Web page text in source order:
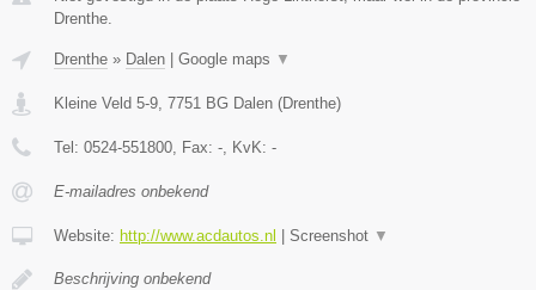
Drenthe.
Drenthe » Dalen Google maps ▼
Kleine Veld 5-9, 7751 BG Dalen (Drenthe)
Tel: 0524-551800, Fax: -, KvK: -
E-mailadres onbekend
Website: http://www.acdautos.nl Screenshot ▼
Beschrijving onbekend